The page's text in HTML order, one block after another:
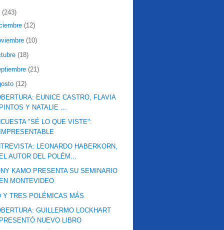
(243)
(12)
(10)
(18)
(21)
(12)
EUNICE CASTRO, FLAVIA
Y NATALIE ...
"SÉ LO QUE VISTE":
LEONARDO HABERKORN,
AUTOR DEL POLÉM...
KAMO PRESENTA SU SEMINARIO
MONTEVIDEO
Y TRES POLÉMICAS MÁS
GUILLERMO LOCKHART
NUEVO LIBRO